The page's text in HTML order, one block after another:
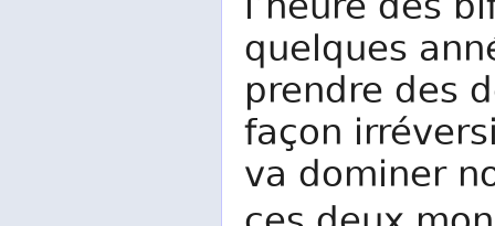
quelques
prendre des
façon
va dominer